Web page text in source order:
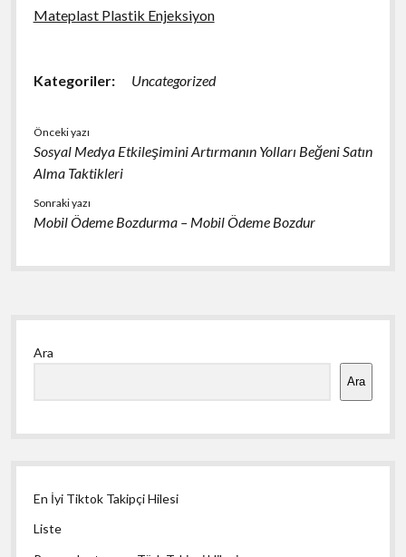
Mateplast Plastik Enjeksiyon
Kategoriler: Uncategorized
Önceki yazı
Sosyal Medya Etkileşimini Artırmanın Yolları Beğeni Satın
Alma Taktikleri
Sonraki yazı
Mobil Ödeme Bozdurma – Mobil Ödeme Bozdur
Yan
Menü
Ara
Ara
En İyi Tiktok Takipçi Hilesi
Liste